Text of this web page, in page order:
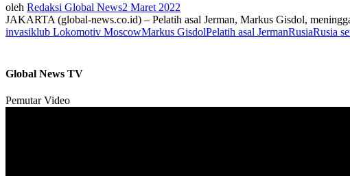
oleh Redaksi Global News2 Maret 2022
JAKARTA (global-news.co.id) – Pelatih asal Jerman, Markus Gisdol,
invasiklub Lokomotiv MoscowMarkus GisdolPelatih asal JermanRusiaRusia
Global News TV
Pemutar Video